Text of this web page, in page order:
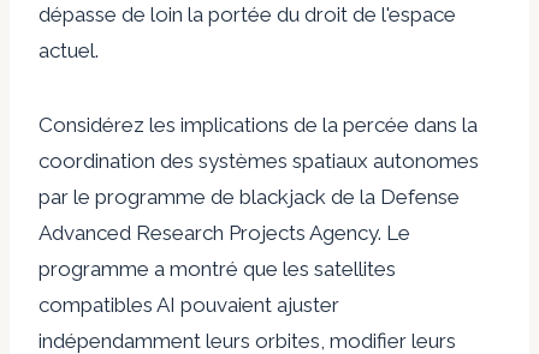
dépasse de loin la portée du droit de l'espace
actuel.
Considérez les implications de la percée dans la
coordination des systèmes spatiaux autonomes
par le programme de blackjack de la Defense
Advanced Research Projects Agency. Le
programme a montré que les satellites
compatibles AI pouvaient ajuster
indépendamment leurs orbites, modifier leurs